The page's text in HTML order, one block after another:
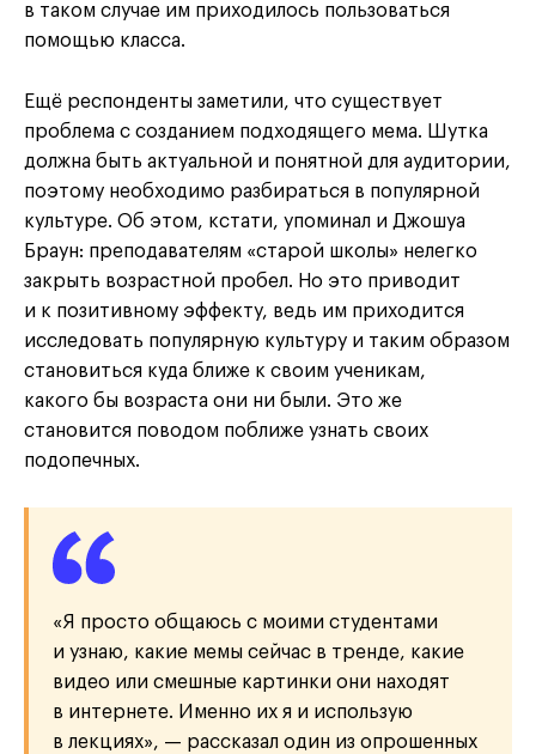
в таком случае им приходилось пользоваться
помощью класса.
Ещё респонденты заметили, что существует
проблема с созданием подходящего мема. Шутка
должна быть актуальной и понятной для аудитории,
поэтому необходимо разбираться в популярной
культуре. Об этом, кстати, упоминал и Джошуа
Браун: преподавателям «старой школы» нелегко
закрыть возрастной пробел. Но это приводит
и к позитивному эффекту, ведь им приходится
исследовать популярную культуру и таким образом
становиться куда ближе к своим ученикам,
какого бы возраста они ни были. Это же
становится поводом поближе узнать своих
подопечных.
«Я просто общаюсь с моими студентами
и узнаю, какие мемы сейчас в тренде, какие
видео или смешные картинки они находят
в интернете. Именно их я и использую
в лекциях», — рассказал один из опрошенных